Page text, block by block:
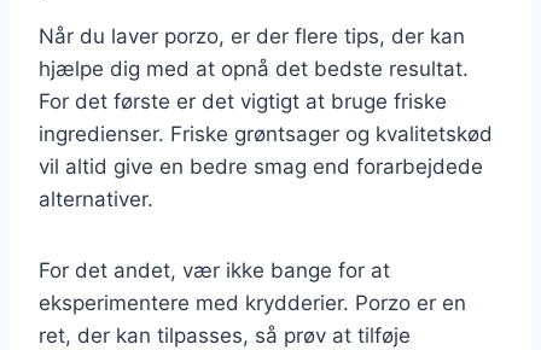
Når du laver porzo, er der flere tips, der kan
hjælpe dig med at opnå det bedste resultat.
For det første er det vigtigt at bruge friske
ingredienser. Friske grøntsager og kvalitetskød
vil altid give en bedre smag end forarbejdede
alternativer.
For det andet, vær ikke bange for at
eksperimentere med krydderier. Porzo er en
ret, der kan tilpasses, så prøv at tilføje